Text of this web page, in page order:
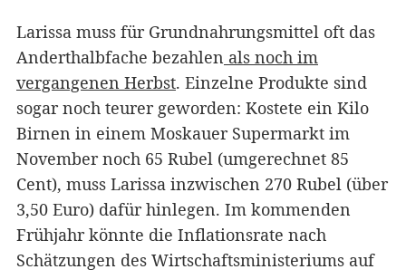
Larissa muss für Grundnahrungsmittel oft das
Anderthalbfache bezahlen als noch im
vergangenen Herbst. Einzelne Produkte sind
sogar noch teurer geworden: Kostete ein Kilo
Birnen in einem Moskauer Supermarkt im
November noch 65 Rubel (umgerechnet 85
Cent), muss Larissa inzwischen 270 Rubel (über
3,50 Euro) dafür hinlegen. Im kommenden
Frühjahr könnte die Inflationsrate nach
Schätzungen des Wirtschaftsministeriums auf